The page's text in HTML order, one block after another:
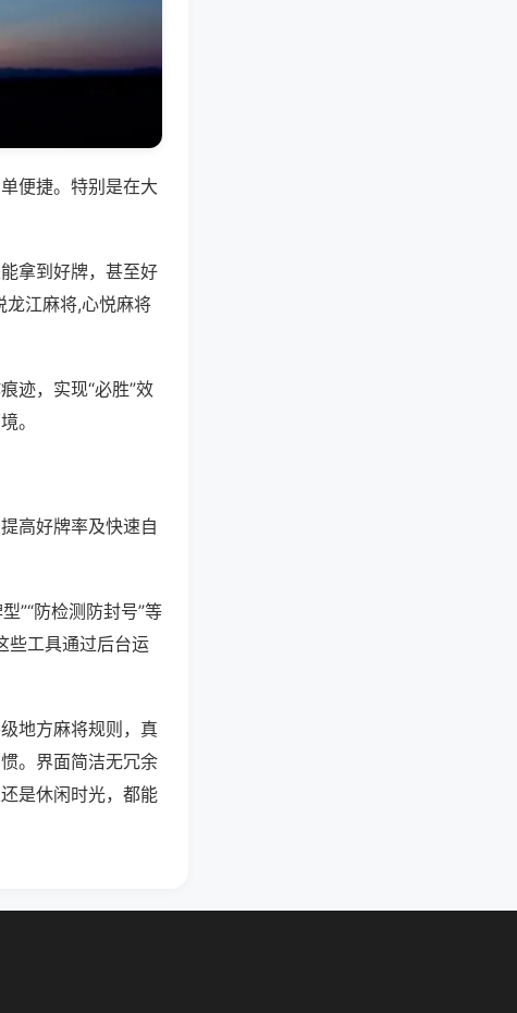
便捷。特别是在大
拿到好牌，甚至好
龙江麻将,心悦麻将
迹，实现“必胜”效
。
高好牌率及快速自
”“防检测防封号”等
些工具通过后台运
地方麻将规则，真
。界面简洁无冗余
是休闲时光，都能